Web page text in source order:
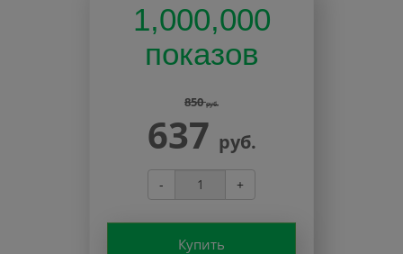
1,000,000
показов
850руб.
637 руб.
- +
Купить